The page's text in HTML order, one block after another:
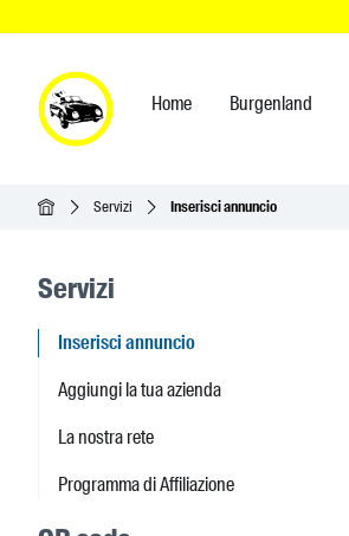
Home Burgenland
Home Servizi Inserisci annuncio
Seitenleisten-Navigation
Servizi
Inserisci annuncio
Aggiungi la tua azienda
La nostra rete
Programma di Affiliazione